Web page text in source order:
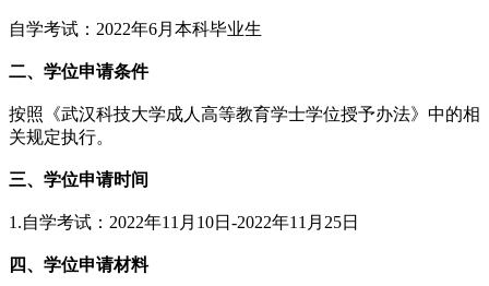
自学考试：2022年6月本科毕业生
二、学位申请条件
按照《武汉科技大学成人高等教育学士学位授予办法》中的相
关规定执行。
三、学位申请时间
1.自学考试：2022年11月10日-2022年11月25日
四、学位申请材料